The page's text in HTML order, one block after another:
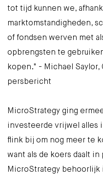
tot tijd kunnen we,
marktomstandigheden,
of fondsen werven met
opbrengsten te
kopen." - Michael Saylor,
persbericht
MicroStrategy ging
investeerde vrijwel alles
flink bij om nog meer te
want als de koers daalt in
MicroStrategy behoorlijk